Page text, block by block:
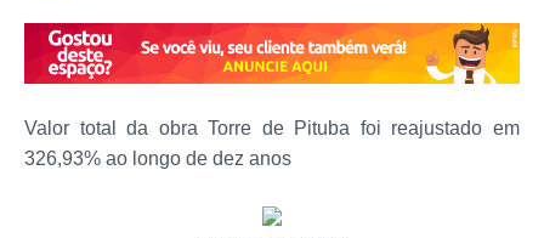
Valor total da obra Torre de Pituba foi reajustado em
326,93% ao longo de dez anos